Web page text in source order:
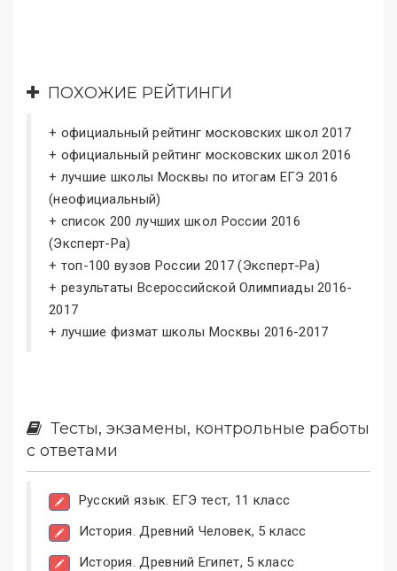
ПОХОЖИЕ РЕЙТИНГИ
+ официальный рейтинг московских школ 2017
+ официальный рейтинг московских школ 2016
+ лучшие школы Москвы по итогам ЕГЭ 2016
(неофициальный)
+ список 200 лучших школ России 2016
(Эксперт-Ра)
+ топ-100 вузов России 2017 (Эксперт-Ра)
+ результаты Всероссийской Олимпиады 2016-
2017
+ лучшие физмат школы Москвы 2016-2017
Тесты, экзамены, контрольные работы
с ответами
Русский язык. ЕГЭ тест, 11 класс
История. Древний Человек, 5 класс
История. Древний Египет, 5 класс